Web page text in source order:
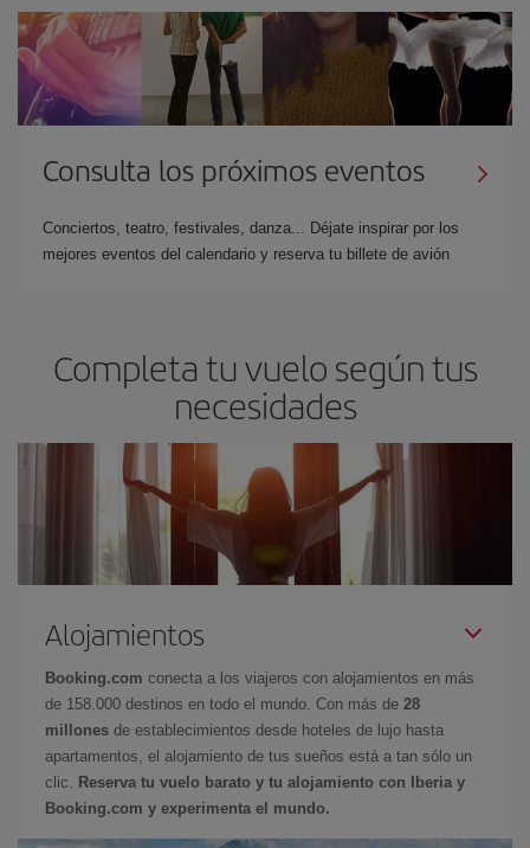
Consulta los próximos eventos
Conciertos, teatro, festivales, danza... Déjate inspirar por los
mejores eventos del calendario y reserva tu billete de avión
Completa tu vuelo según tus
necesidades
Alojamientos
Booking.com conecta a los viajeros con alojamientos en más
de 158.000 destinos en todo el mundo. Con más de 28
millones de establecimientos desde hoteles de lujo hasta
apartamentos, el alojamiento de tus sueños está a tan sólo un
clic.
Reserva tu vuelo barato y tu alojamiento con Iberia y
Booking.com y experimenta el mundo.